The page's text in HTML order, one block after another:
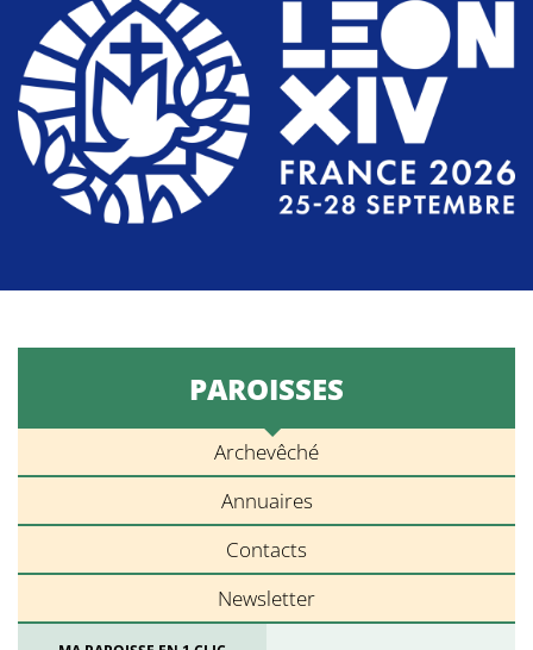
PAROISSES
Archevêché
Annuaires
Contacts
Newsletter